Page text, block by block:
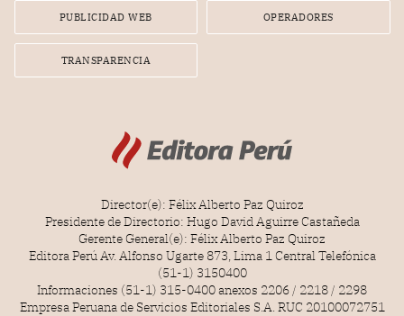
PUBLICIDAD WEB OPERADORES
TRANSPARENCIA
Director(e): Félix Alberto Paz Quiroz
Presidente de Directorio: Hugo David Aguirre Castañeda
Gerente General(e): Félix Alberto Paz Quiroz
Editora Perú Av. Alfonso Ugarte 873, Lima 1 Central Telefónica
(51-1) 3150400
Informaciones (51-1) 315-0400 anexos 2206 / 2218 / 2298
Empresa Peruana de Servicios Editoriales S.A. RUC 20100072751